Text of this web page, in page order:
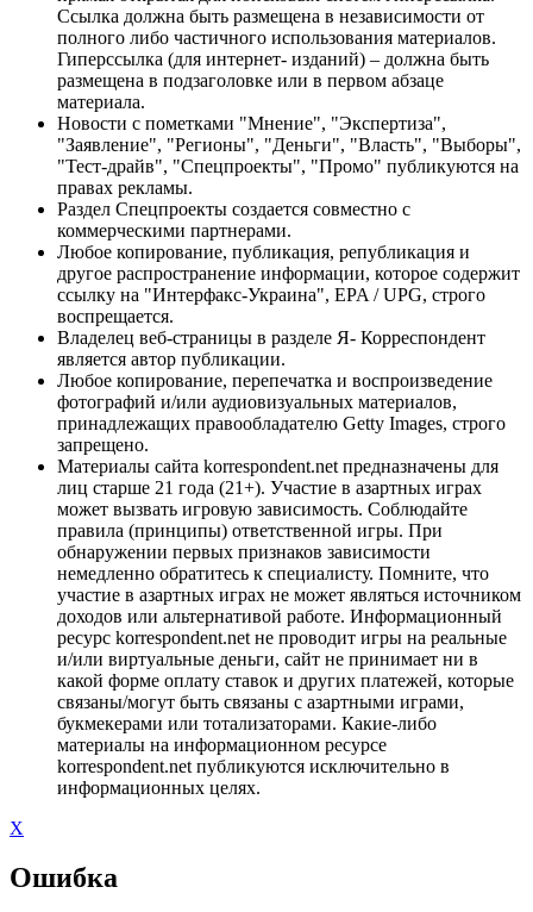
Ссылка должна быть размещена в независимости от
полного либо частичного использования материалов.
Гиперссылка (для интернет- изданий) – должна быть
размещена в подзаголовке или в первом абзаце
материала.
Новости с пометками "Мнение", "Экспертиза",
"Заявление", "Регионы", "Деньги", "Власть", "Выборы",
"Тест-драйв", "Спецпроекты", "Промо" публикуются на
правах рекламы.
Раздел Спецпроекты создается совместно с
коммерческими партнерами.
Любое копирование, публикация, републикация и
другое распространение информации, которое содержит
ссылку на "Интерфакс-Украина", EPA / UPG, строго
воспрещается.
Владелец веб-страницы в разделе Я- Корреспондент
является автор публикации.
Любое копирование, перепечатка и воспроизведение
фотографий и/или аудиовизуальных материалов,
принадлежащих правообладателю Getty Images, строго
запрещено.
Материалы сайта korrespondent.net предназначены для
лиц старше 21 года (21+). Участие в азартных играх
может вызвать игровую зависимость. Соблюдайте
правила (принципы) ответственной игры. При
обнаружении первых признаков зависимости
немедленно обратитесь к специалисту. Помните, что
участие в азартных играх не может являться источником
доходов или альтернативой работе. Информационный
ресурс korrespondent.net не проводит игры на реальные
и/или виртуальные деньги, сайт не принимает ни в
какой форме оплату ставок и других платежей, которые
связаны/могут быть связаны с азартными играми,
букмекерами или тотализаторами. Какие-либо
материалы на информационном ресурсе
korrespondent.net публикуются исключительно в
информационных целях.
X
Ошибка